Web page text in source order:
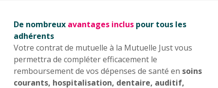
De nombreux avantages inclus pour tous les
adhérents
Votre contrat de mutuelle à la Mutuelle Just vous
permettra de compléter efficacement le
remboursement de vos dépenses de santé en soins
courants, hospitalisation, dentaire, auditif,